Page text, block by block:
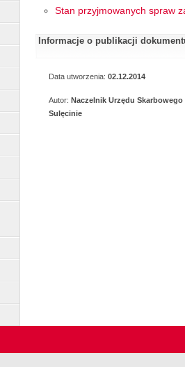
Stan przyjmowanych spraw
Informacje o publikacji
Data utworzenia: 02.12.2014
Autor: Naczelnik Urzędu Skarbowego
Sulęcinie